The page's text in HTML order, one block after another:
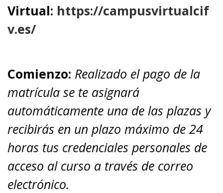
Virtual: https://campusvirtualcif
v.es/
Comienzo: Realizado el pago de la
matrícula se te asignará
automáticamente una de las plazas y
recibirás en un plazo máximo de 24
horas tus credenciales personales de
acceso al curso a través de correo
electrónico.